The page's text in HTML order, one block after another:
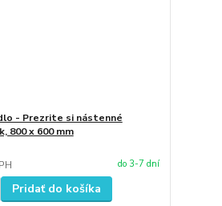
- Prezrite si nástenné
800 x 600 mm
do 3-7 dní
Pridať do košíka